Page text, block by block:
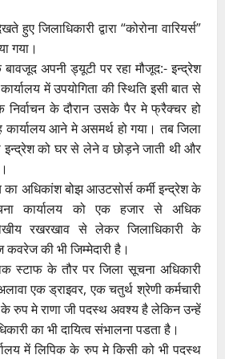
हुए जिलाधिकारी द्वारा “कोरोना वारियर्स”
गया।
अपनी ड्यूटी पर रहा मौजूद:- इन्द्रेश
में उपयोगिता की स्थिति इसी बात से
के दौरान उसके पैर मे फ्रैक्चर हो
आने मे असमर्थ हो गया। तब जिला
इन्द्रेश को घर से लेने व छोड़ने जाती थी और
का अधिकांश बोझ आउटसोर्स कर्मी इन्द्रेश के
कार्यालय को एक हजार से अधिक
रखरखाव से लेकर जिलाधिकारी के
की भी जिम्मेदारी है।
स्टाफ के तौर पर जिला सूचना अधिकारी
एक ड्राइवर, एक चतुर्थ श्रेणी कर्मचारी
रुप मे राणा जी पदस्थ अवश्य है लेकिन उन्हें
का भी दायित्व संभालना पडता है।
में लिपिक के रुप मे किसी को भी पदस्थ